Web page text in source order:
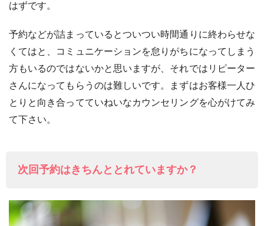
はずです。
予約などが詰まっているとついつい時間通りに終わらせな
くてはと、コミュニケーションを怠りがちになってしまう
方もいるのではないかと思いますが、それではリピーター
さんになってもらうのは難しいです。まずはお客様一人ひ
とりと向き合ってていねいなカウンセリングを心がけてみ
て下さい。
次回予約はきちんととれていますか？